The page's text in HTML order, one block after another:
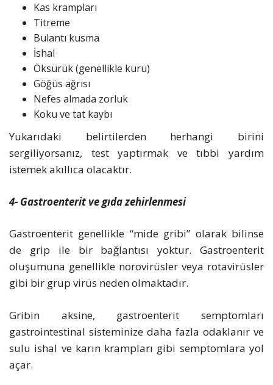
Kas krampları
Titreme
Bulantı kusma
İshal
Öksürük (genellikle kuru)
Göğüs ağrısı
Nefes almada zorluk
Koku ve tat kaybı
Yukarıdaki belirtilerden herhangi birini
sergiliyorsanız, test yaptırmak ve tıbbi yardım
istemek akıllıca olacaktır.
4- Gastroenterit ve gıda zehirlenmesi
Gastroenterit genellikle “mide gribi” olarak bilinse
de grip ile bir bağlantısı yoktur. Gastroenterit
oluşumuna genellikle norovirüsler veya rotavirüsler
gibi bir grup virüs neden olmaktadır.
Gribin aksine, gastroenterit semptomları
gastrointestinal sisteminize daha fazla odaklanır ve
sulu ishal ve karın krampları gibi semptomlara yol
açar.